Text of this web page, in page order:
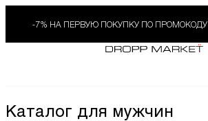
-7% НА ПЕРВУЮ ПОКУПКУ ПО ПРОМОКОДУ
Каталог для мужчин